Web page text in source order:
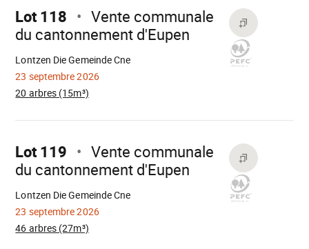
Lot 118
Vente communale
du cantonnement d'Eupen
23 septembre 2026
Lontzen Die Gemeinde Cne
20 arbres (15m³)
Chargement
Aller
Lot 119
Vente communale
du cantonnement d'Eupen
23 septembre 2026
Lontzen Die Gemeinde Cne
46 arbres (27m³)
Chargement